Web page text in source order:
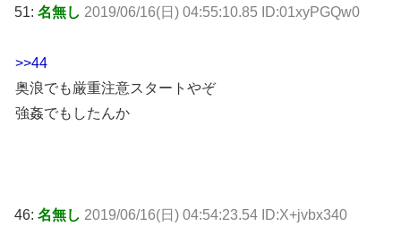
51: 名無し 2019/06/16(日) 04:55:10.85 ID:01xyPGQw0
>>44
奥浪でも厳重注意スタートやぞ
強姦でもしたんか
46: 名無し 2019/06/16(日) 04:54:23.54 ID:X+jvbx340